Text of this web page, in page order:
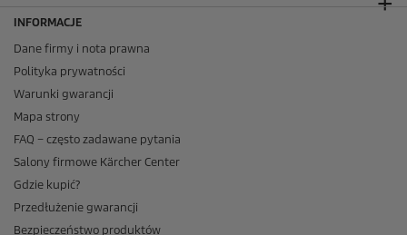
INFORMACJE
Dane firmy i nota prawna
Polityka prywatności
Warunki gwarancji
Mapa strony
FAQ – często zadawane pytania
Salony firmowe Kärcher Center
Gdzie kupić?
Przedłużenie gwarancji
Bezpieczeństwo produktów